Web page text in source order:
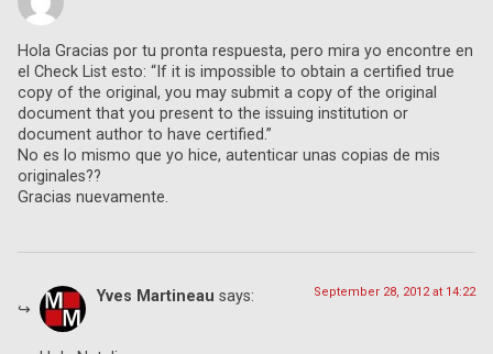
Hola Gracias por tu pronta respuesta, pero mira yo encontre en
el Check List esto: “If it is impossible to obtain a certified true
copy of the original, you may submit a copy of the original
document that you present to the issuing institution or
document author to have certified.”
No es lo mismo que yo hice, autenticar unas copias de mis
originales??
Gracias nuevamente.
Yves Martineau says: September 28, 2012 at 14:22